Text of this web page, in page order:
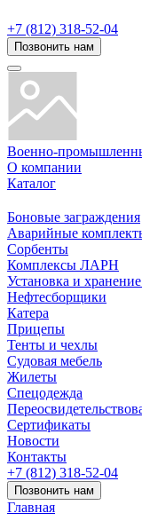
+7 (812) 318-52-04
Позвонить нам
Военно-
О компании
Каталог
Боновые заграждения
Аварийные
Сорбенты
Комплексы ЛАРН
Установка и
Нефтесборщики
Катера
Прицепы
Тенты и чехлы
Судовая мебель
Жилеты
Спецодежда
Сертификаты
Новости
Контакты
+7 (812) 318-52-04
Позвонить нам
Главная